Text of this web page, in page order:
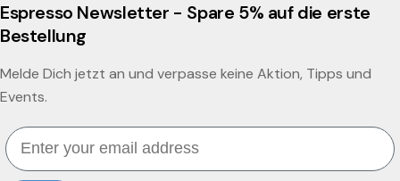
Espresso Newsletter - Spare 5% auf die erste
Bestellung
Melde Dich jetzt an und verpasse keine Aktion, Tipps und
Events.
Email